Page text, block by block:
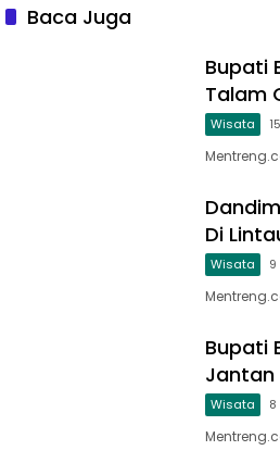
Baca Juga
Bupati
Talam
Wisata
Di
Wisata
Bupati
Jantan
Wisata